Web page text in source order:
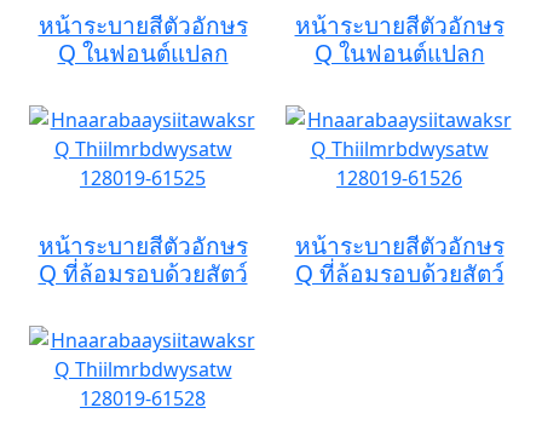
หน้าระบายสีตัวอักษร
Q ในฟอนต์แปลก
หน้าระบายสีตัวอักษร
Q ในฟอนต์แปลก
หน้าระบายสีตัวอักษร
Q ที่ล้อมรอบด้วยสัตว์
หน้าระบายสีตัวอักษร
Q ที่ล้อมรอบด้วยสัตว์